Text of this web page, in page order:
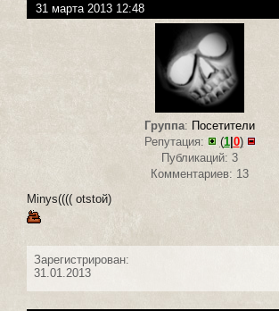
31 марта 2013 12:48
Группа: Посетители
Репутация:
(1| 0)
Публикаций: 3
Комментариев: 13
Minys(((( otstoй)
Зарегистрирован:
31.01.2013